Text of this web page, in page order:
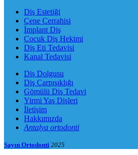
Diş Estetiği
Çene Cerrahisi
İmplant Diş
Çocuk Diş Hekimi
Diş Eti Tedavisi
Kanal Tedavisi
Diş Dolgusu
Diş Çarpışıklığı
Gömülü Diş Tedavi
Yirmi Yaş Dişleri
İletişim
Hakkımızda
Antalya ortodonti
Sayın Ortodonti 2025